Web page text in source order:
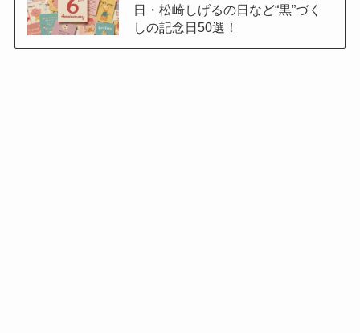
日・松崎しげるの日など“黒”づく
しの記念日50選！